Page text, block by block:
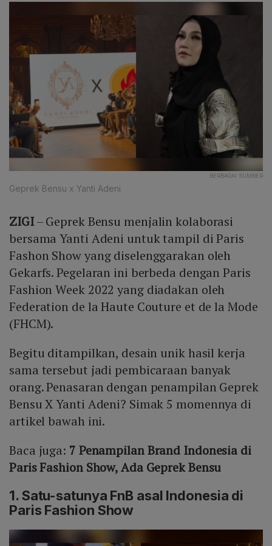
BERBAGAI SUMBER
Geprek Bensu x Yanti Adeni
ZIGI– Geprek Bensu menjalin kolaborasi
bersama Yanti Adeni untuk tampil di Paris
Fashon Show yang diselenggarakan oleh
Gekarfs. Pegelaran ini berbeda dengan Paris
Fashion Week 2022 yang diadakan oleh
Federation de la Haute Couture et de la Mode
(FHCM).
Begitu ditampilkan, desain unik hasil kerja
sama tersebut jadi pembicaraan banyak
orang. Penasaran dengan penampilan Geprek
Bensu X Yanti Adeni? Simak 5 momennya di
artikel bawah ini.
Baca juga: 7 Penampilan Brand Indonesia di
Paris Fashion Show, Ada Geprek Bensu
1. Satu-satunya FnB asal Indonesia di
Paris Fashion Show